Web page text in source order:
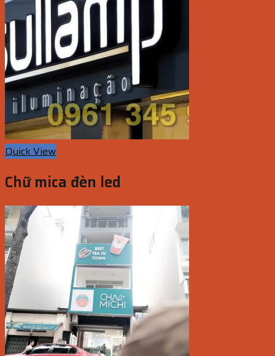
Quick View
Chữ mica đèn led